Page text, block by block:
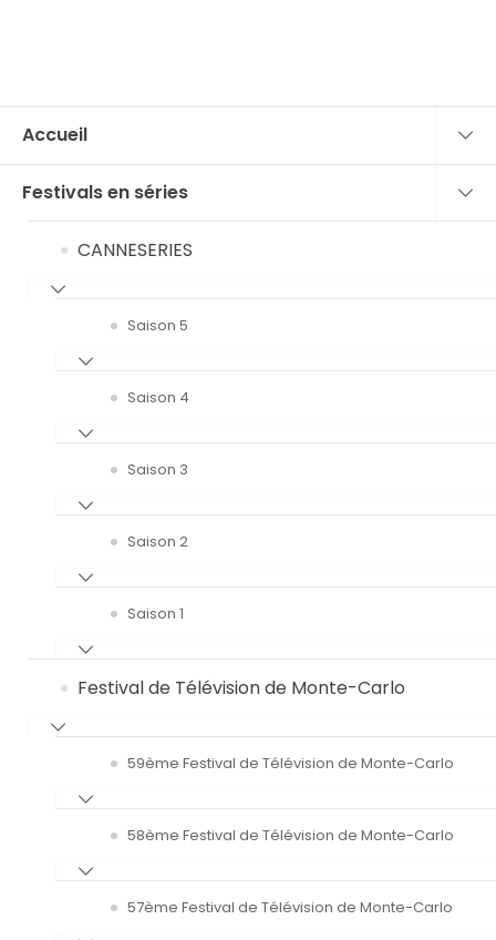
Accueil
Festivals en séries
CANNESERIES
Saison 5
Saison 4
Saison 3
Saison 2
Saison 1
Festival de Télévision de Monte-Carlo
59ème Festival de Télévision de Monte-Carlo
58ème Festival de Télévision de Monte-Carlo
57ème Festival de Télévision de Monte-Carlo